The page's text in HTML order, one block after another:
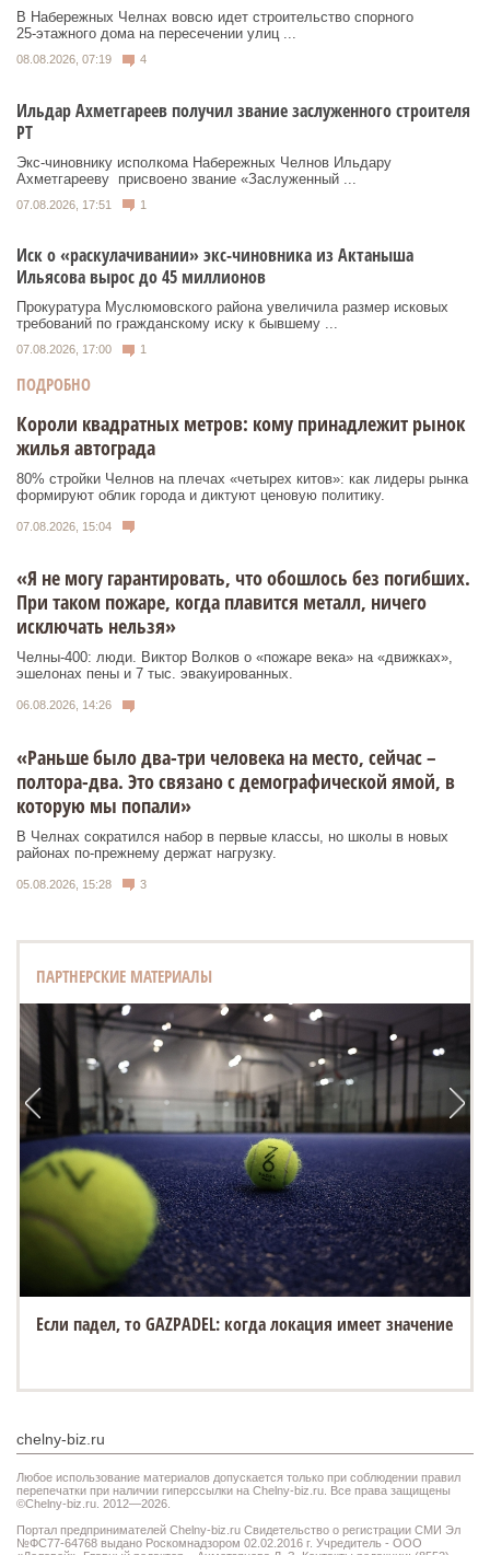
В Набережных Челнах вовсю идет строительство спорного
25‑этажного дома на пересечении улиц ...
08.08.2026, 07:19 4
Ильдар Ахметгареев получил звание заслуженного строителя
РТ
Экс‑чиновнику исполкома Набережных Челнов Ильдару
Ахметгарееву присвоено звание «Заслуженный ...
07.08.2026, 17:51 1
Иск о «раскулачивании» экс-чиновника из Актаныша
Ильясова вырос до 45 миллионов
Прокуратура Муслюмовского района увеличила размер исковых
требований по гражданскому иску к бывшему ...
07.08.2026, 17:00 1
ПОДРОБНО
Короли квадратных метров: кому принадлежит рынок
жилья автограда
80% стройки Челнов на плечах «четырех китов»: как лидеры рынка
формируют облик города и диктуют ценовую политику.
07.08.2026, 15:04
«Я не могу гарантировать, что обошлось без погибших.
При таком пожаре, когда плавится металл, ничего
исключать нельзя»
Челны-400: люди. Виктор Волков о «пожаре века» на «движках»,
эшелонах пены и 7 тыс. эвакуированных.
06.08.2026, 14:26
«Раньше было два-три человека на место, сейчас –
полтора-два. Это связано с демографической ямой, в
которую мы попали»
В Челнах сократился набор в первые классы, но школы в новых
районах по-прежнему держат нагрузку.
05.08.2026, 15:28 3
ПАРТНЕРСКИЕ МАТЕРИАЛЫ
Если падел, то GAZPADEL: когда локация имеет значение
chelny-biz.ru
Любое использование материалов допускается только при соблюдении правил
перепечатки при наличии гиперссылки на Chelny-biz.ru. Все права защищены
©Chelny-biz.ru. 2012—2026.
Портал предпринимателей Chelny-biz.ru Свидетельство о регистрации СМИ Эл
№ФС77-64768 выдано Роскомнадзором 02.02.2016 г. Учредитель - ООО